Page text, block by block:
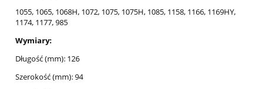
1055, 1065, 1068H, 1072, 1075, 1075H, 1085, 1158, 1166, 1169HY,
1174, 1177, 985
Wymiary:
Długość (mm): 126
Szerokość (mm): 94